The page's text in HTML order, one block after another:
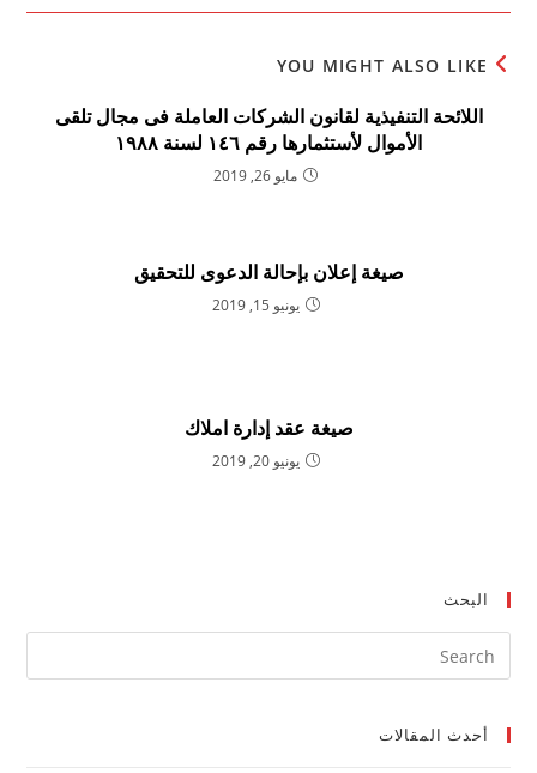
YOU MIGHT ALSO LIKE
اللائحة التنفيذية لقانون الشركات العاملة فى مجال تلقى
الأموال لأستثمارها رقم ۱٤٦ لسنة ۱۹۸۸
مايو 26, 2019
صيغة إعلان بإحالة الدعوى للتحقيق
يونيو 15, 2019
صيغة عقد إدارة املاك
يونيو 20, 2019
البحث
أحدث المقالات